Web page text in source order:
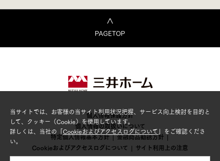
PAGETOP
個人情報保護方針
個人情報の取扱いについて
特定個人情報基本方針
金融商品勧誘方針
Cookieおよびアクセスログについて
サイト利用上の注意
当サイトでは、お客様の当サイト利用状況把握、サービス向上検討を目的と
して、クッキー（Cookie）を使用しています。
詳しくは、当社の「Cookieおよびアクセスログについて 」をご確認くださ
い。